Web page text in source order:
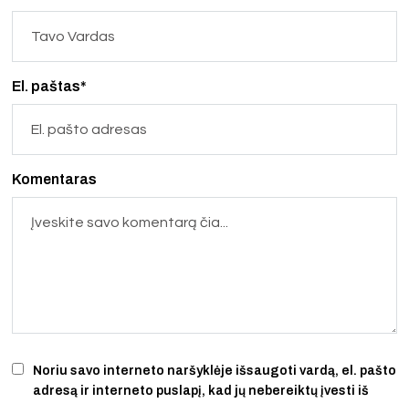
El. paštas*
Noriu savo interneto naršyklėje išsaugoti vardą, el. pašto
adresą ir interneto puslapį, kad jų nebereiktų įvesti iš
Komentaras